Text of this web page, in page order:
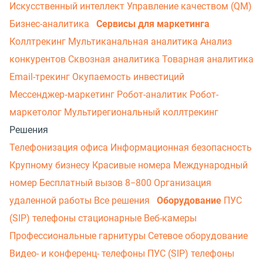
Искусственный интеллект Управление качеством (QM)
Бизнес-аналитика
Сервисы для маркетинга
Коллтрекинг Мультиканальная аналитика Анализ
конкурентов Сквозная аналитика Товарная аналитика
Email-трекинг Окупаемость инвестиций
Мессенджер‑маркетинг Робот-аналитик Робот-
маркетолог Мультирегиональный коллтрекинг
Решения
Телефонизация офиса Информационная безопасность
Крупному бизнесу Красивые номера Международный
номер Бесплатный вызов 8−800 Организация
удаленной работы Все решения Оборудование ПУС
(SIP) телефоны стационарные Веб-камеры
Профессиональные гарнитуры Сетевое оборудование
Видео- и конференц- телефоны ПУС (SIP) телефоны